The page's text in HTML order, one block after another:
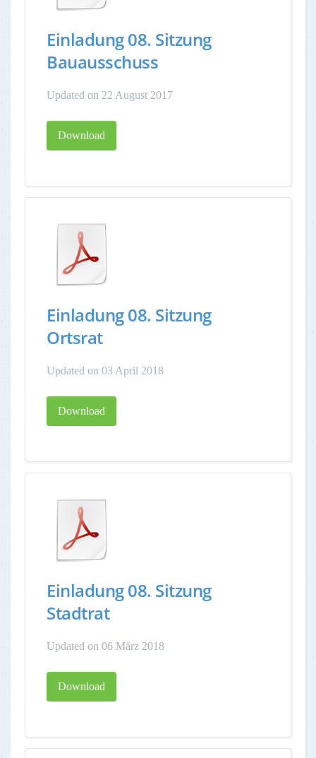
Einladung 08. Sitzung
Bauausschuss
Updated on 22 August 2017
Download
Einladung 08. Sitzung
Ortsrat
Updated on 03 April 2018
Download
Einladung 08. Sitzung
Stadtrat
Updated on 06 März 2018
Download